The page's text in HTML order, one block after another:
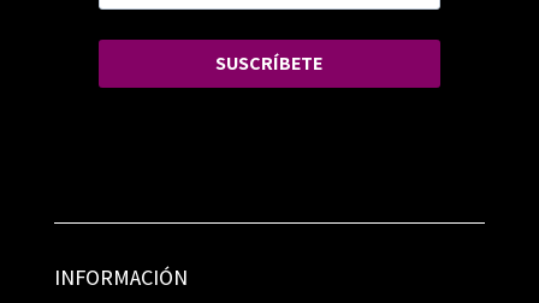
SUSCRÍBETE
INFORMACIÓN